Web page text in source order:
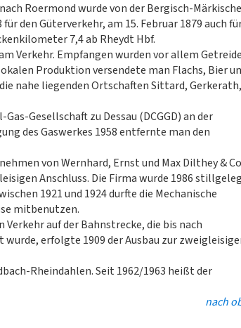
Roermond wurde von der Bergisch-
den Güterverkehr, am 15. Februar 1879 auch
7,4 ab Rheydt Hbf.
Verkehr. Empfangen wurden vor allem
Produktion versendete man Flachs, Bier
nahe liegenden Ortschaften Sittard, Gerkerath,
Gesellschaft zu Dessau (DCGGD) an der
des Gaswerkes 1958 entfernte man den
von Wernhard, Ernst und Max Dilthey &
Anschluss. Die Firma wurde 1986
1921 und 1924 durfte die Mechanische
mitbenutzen.
auf der Bahnstrecke, die bis nach
wurde, erfolgte 1909 der Ausbau zur
Rheindahlen. Seit 1962/1963 heißt der
nach